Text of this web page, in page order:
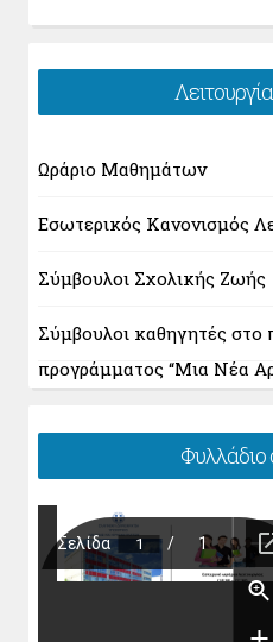
Ωράριο Μαθημάτων
Εσωτερικός Κανονισμός
Σύμβουλοι Σχολικής Ζωής
Σύμβουλοι καθηγητές στο
προγράμματος “Μια Νέα
Φυλλάδιο